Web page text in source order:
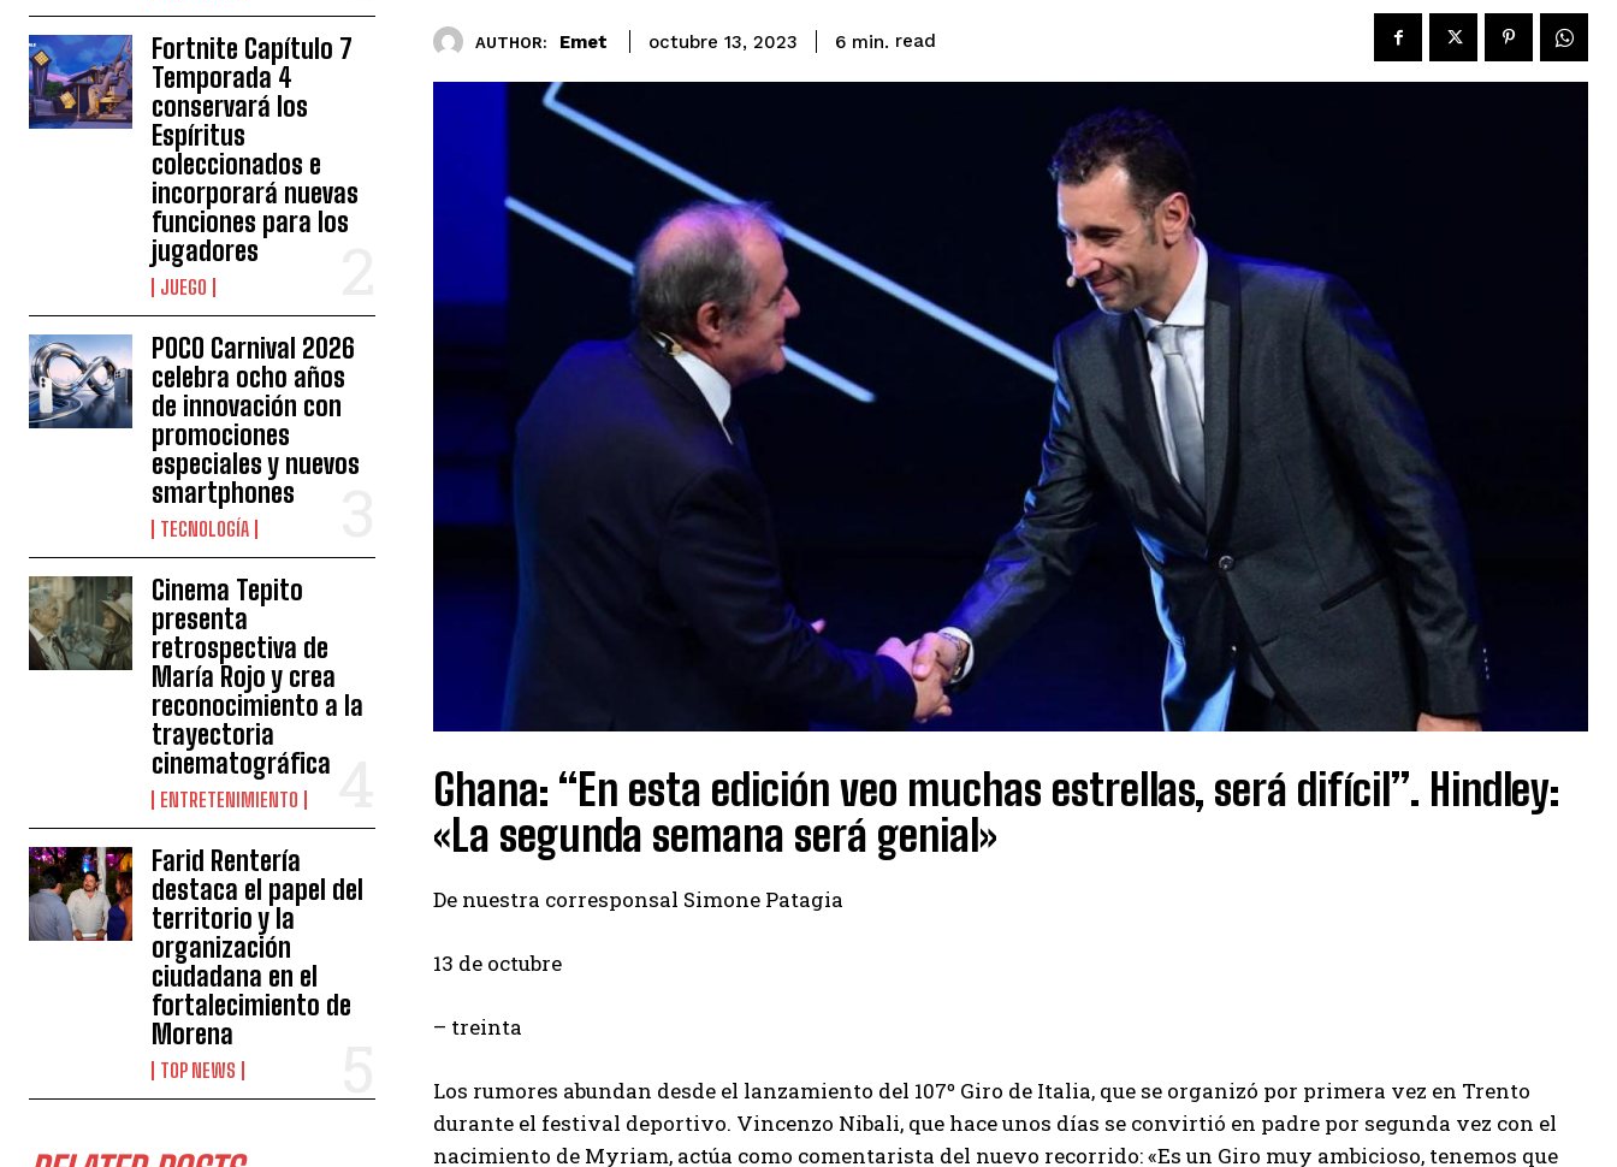
Fortnite Capítulo 7
Temporada 4
conservará los
Espíritus
coleccionados e
incorporará nuevas
funciones para los
jugadores
JUEGO
POCO Carnival 2026
celebra ocho años
de innovación con
promociones
especiales y nuevos
smartphones
TECNOLOGÍA
Cinema Tepito
presenta
retrospectiva de
María Rojo y crea
reconocimiento a la
trayectoria
cinematográfica
ENTRETENIMIENTO
Farid Rentería
destaca el papel del
territorio y la
organización
ciudadana en el
fortalecimiento de
Morena
TOP NEWS
AUTHOR: Emet octubre 13, 2023 6 min. read
Ghana: “En esta edición veo muchas estrellas, será difícil”. Hindley:
«La segunda semana será genial»
De nuestra corresponsal Simone Patagia
13 de octubre
– treinta
Los rumores abundan desde el lanzamiento del 107º Giro de Italia, que se organizó por primera vez en Trento
durante el festival deportivo. Vincenzo Nibali, que hace unos días se convirtió en padre por segunda vez con el
nacimiento de Myriam, actúa como comentarista del nuevo recorrido: «Es un Giro muy ambicioso, tenemos que